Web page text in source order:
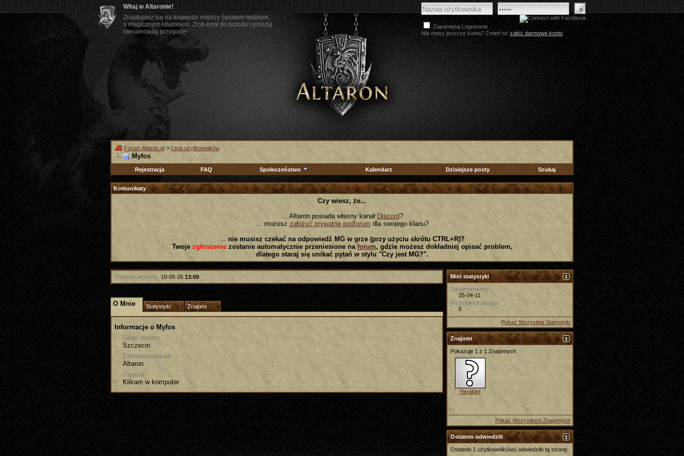
Witaj w Altaronie!
Znajdujesz się na krawędzi między światem realnym,
a magicznym Altaronem. Zrób krok do przodu i przeżyj
niesamowitą przygodę!
Zapamiętaj Logowanie
Nie masz jeszcze konta? Zmień to! załóż darmowe konto
Forum Altaron.pl > Lista użytkowników
Myfos
Rejestracja FAQ Społeczeństwo Kalendarz Dzisiejsze posty Szukaj
Komunikaty
Czy wiesz, że...
... Altaron posiada własny kanał Discord?
... możesz założyć prywatne podforum dla swojego klanu?
... nie musisz czekać na odpowiedź MG w grze (przy użyciu skrótu CTRL+R)?
Twoje zgłoszeniezostanie automatycznie przeniesione na forum, gdzie możesz dokładniej opisać problem,
dlatego staraj się unikać pytań w stylu "Czy jest MG?".
Ostatnio aktywny: 10-05-26 13:09
O Mnie Statystyki Znajomi
Informacje o Myfos
Skąd jestem
Szczecin
Zainteresowania
Altaron
Zajęcie
Klikam w komputer
Mini statystyki
Zarejestrowany
25-04-11
Wszystkich postów
5
Pokaż Wszystkie Statystyki
Znajomi
Pokazuje 1 z 1 Znajomych
Heralder
Pokaż Wszystkich Znajomych
Ostatnio odwiedzili
Ostatnio 1 użytkownik(ów) odwiedziło tą stronę: